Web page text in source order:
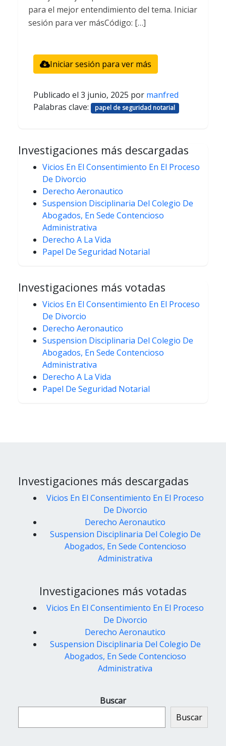
para el mejor entendimiento del tema. Iniciar
sesión para ver másCódigo: […]
Iniciar sesión para ver más
Publicado el 3 junio, 2025 por manfred
Palabras clave:
papel de seguridad notarial
Investigaciones más descargadas
Vicios En El Consentimiento En El Proceso
De Divorcio
Derecho Aeronautico
Suspension Disciplinaria Del Colegio De
Abogados, En Sede Contencioso
Administrativa
Derecho A La Vida
Papel De Seguridad Notarial
Investigaciones más votadas
Vicios En El Consentimiento En El Proceso
De Divorcio
Derecho Aeronautico
Suspension Disciplinaria Del Colegio De
Abogados, En Sede Contencioso
Administrativa
Derecho A La Vida
Papel De Seguridad Notarial
Investigaciones más descargadas
Vicios En El Consentimiento En El Proceso
De Divorcio
Derecho Aeronautico
Suspension Disciplinaria Del Colegio De
Abogados, En Sede Contencioso
Administrativa
Investigaciones más votadas
Vicios En El Consentimiento En El Proceso
De Divorcio
Derecho Aeronautico
Suspension Disciplinaria Del Colegio De
Abogados, En Sede Contencioso
Administrativa
Buscar
Buscar